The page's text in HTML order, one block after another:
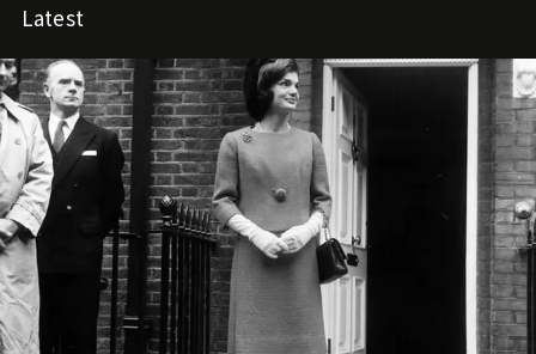
Latest